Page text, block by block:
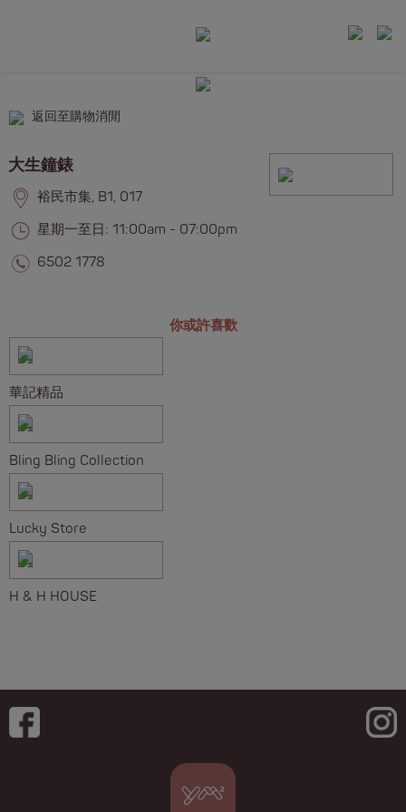
返回至購物消閒
大生鐘錶
裕民市集, B1, 017
星期一至日: 11:00am - 07:00pm
6502 1778
你或許喜歡
華記精品
Bling Bling Collection
Lucky Store
H & H HOUSE